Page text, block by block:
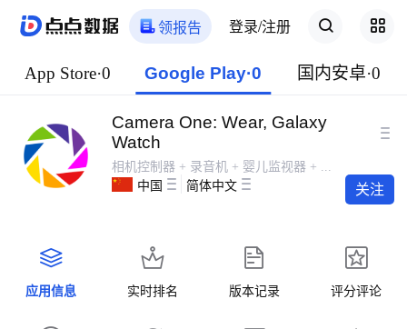
领报告 登录/注册
App Store·0 Google Play·0 国内安卓·0
Camera One: Wear, Galaxy
Watch
相机控制器 + 录音机 + 婴儿监视器 + ...
中国
简体中文 关注
应用信息 实时排名 版本记录 评分评论